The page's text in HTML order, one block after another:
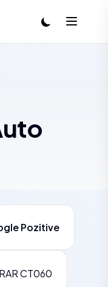
Pozitive
CT060